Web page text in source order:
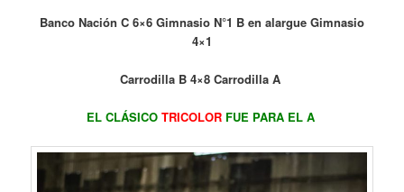
Banco Nación C 6×6 Gimnasio N°1 B en alargue Gimnasio
4×1
Carrodilla B 4×8 Carrodilla A
EL CLÁSICO TRICOLORFUE PARA EL A